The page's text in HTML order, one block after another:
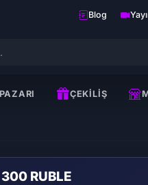
Blog
ÇEKILIŞ
RUBLE